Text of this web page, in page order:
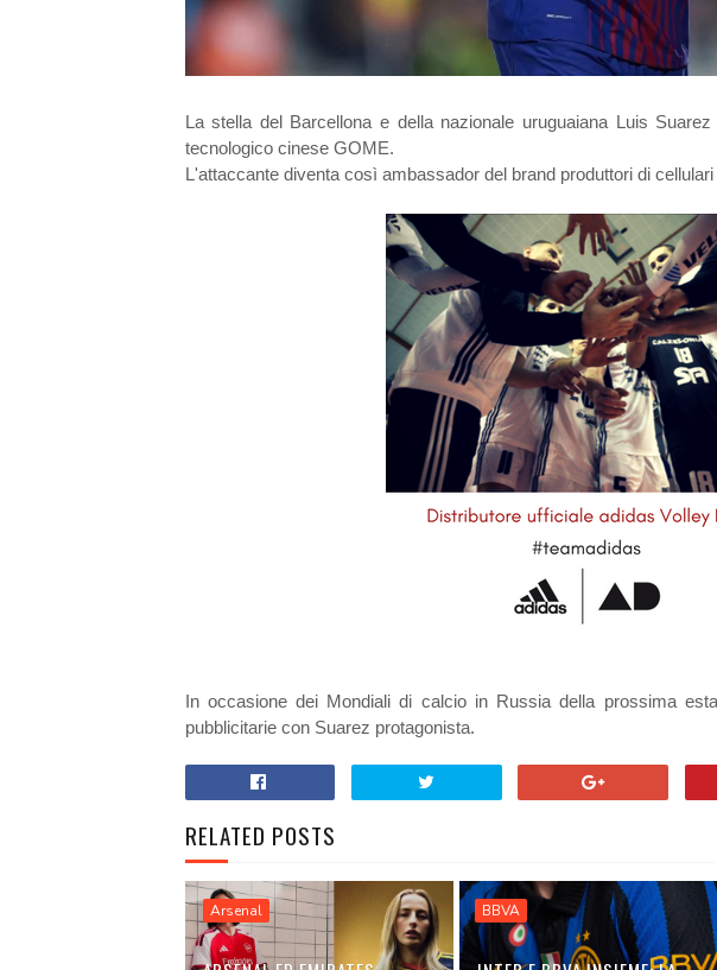
La stella del Barcellona e della nazionale uruguaiana Luis
tecnologico cinese GOME.
L'attaccante diventa così ambassador del brand produttori di
In occasione dei Mondiali di calcio in Russia della prossima
pubblicitarie con Suarez protagonista.
RELATED POSTS
Arsenal BBVA